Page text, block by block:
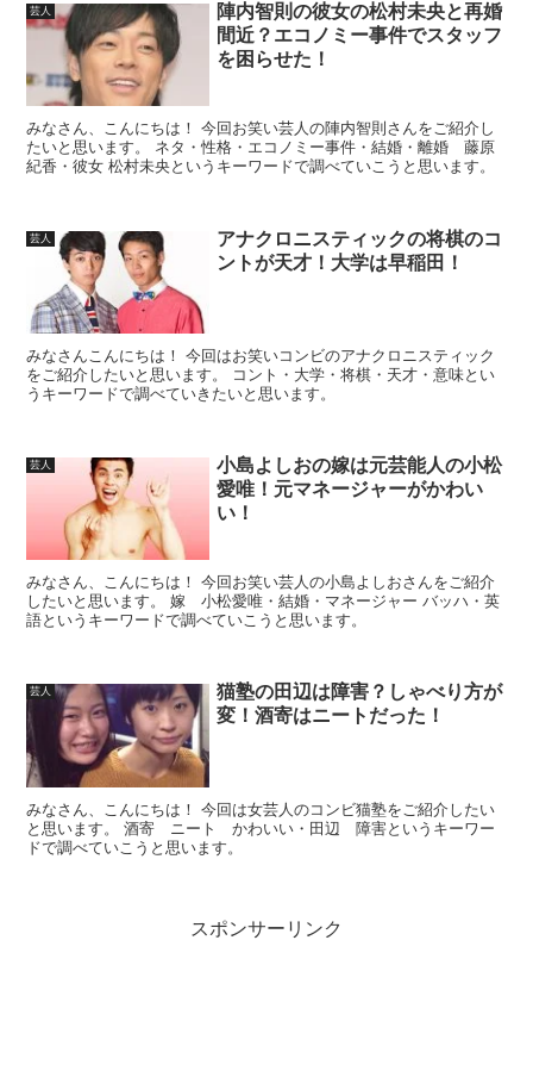
芸人
陣内智則の彼女の松村未央と再婚
間近？エコノミー事件でスタッフ
を困らせた！
みなさん、こんにちは！ 今回お笑い芸人の陣内智則さんをご紹介し
たいと思います。 ネタ・性格・エコノミー事件・結婚・離婚 藤原
紀香・彼女 松村未央というキーワードで調べていこうと思います。
芸人
アナクロニスティックの将棋のコ
ントが天才！大学は早稲田！
みなさんこんにちは！ 今回はお笑いコンビのアナクロニスティック
をご紹介したいと思います。 コント・大学・将棋・天才・意味とい
うキーワードで調べていきたいと思います。
芸人
小島よしおの嫁は元芸能人の小松
愛唯！元マネージャーがかわい
い！
みなさん、こんにちは！ 今回お笑い芸人の小島よしおさんをご紹介
したいと思います。 嫁 小松愛唯・結婚・マネージャー バッハ・英
語というキーワードで調べていこうと思います。
芸人
猫塾の田辺は障害？しゃべり方が
変！酒寄はニートだった！
みなさん、こんにちは！ 今回は女芸人のコンビ猫塾をご紹介したい
と思います。 酒寄 ニート かわいい・田辺 障害というキーワー
ドで調べていこうと思います。
スポンサーリンク